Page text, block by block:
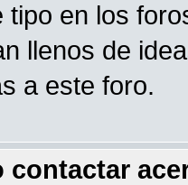
tipo en los
llenos de
a este foro.
contactar